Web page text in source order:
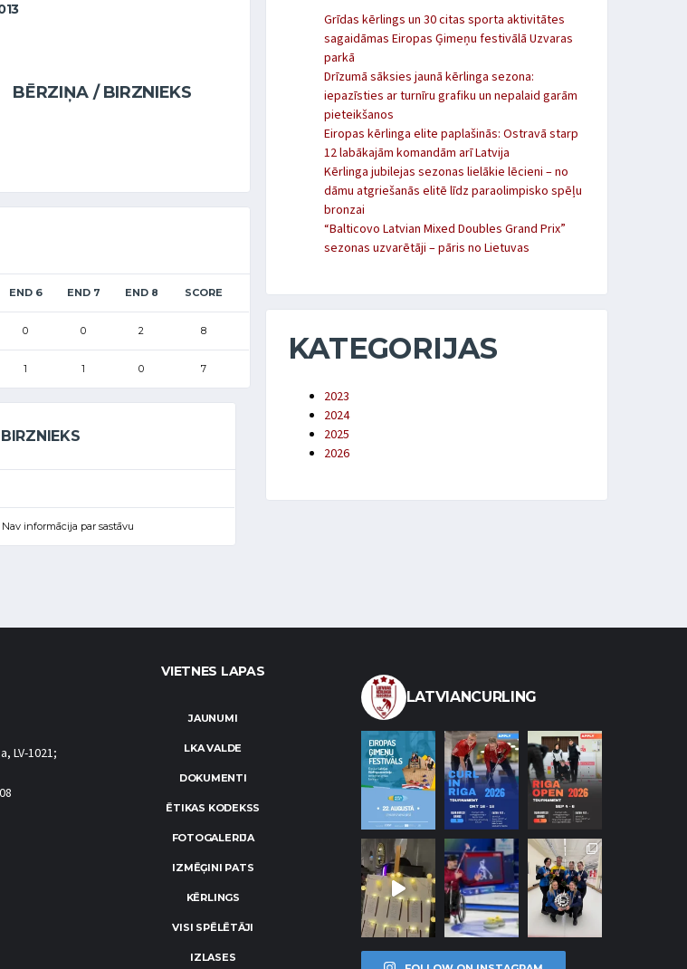
BĒRZIŅA / BIRZNIEKS
END 6 END 7 END 8 SCORE
0 0 2 8
1 1 0 7
Nav informācija par sastāvu
Grīdas kērlings un 30 citas sporta aktivitātes
sagaidāmas Eiropas Ģimeņu festivālā Uzvaras
parkā
Drīzumā sāksies jaunā kērlinga sezona:
iepazīsties ar turnīru grafiku un nepalaid garām
pieteikšanos
Eiropas kērlinga elite paplašinās: Ostravā starp
12 labākajām komandām arī Latvija
Kērlinga jubilejas sezonas lielākie lēcieni – no
dāmu atgriešanās elitē līdz paraolimpisko spēļu
bronzai
“Balticovo Latvian Mixed Doubles Grand Prix”
sezonas uzvarētāji – pāris no Lietuvas
KATEGORIJAS
2023
2024
2025
2026
LV-1021;
VIETNES LAPAS
JAUNUMI
LKA VALDE
DOKUMENTI
ĒTIKAS KODEKSS
FOTOGALERIJA
IZMĒĢINI PATS
KĒRLINGS
VISI SPĒLĒTĀJI
IZLASES
LATVIANCURLING